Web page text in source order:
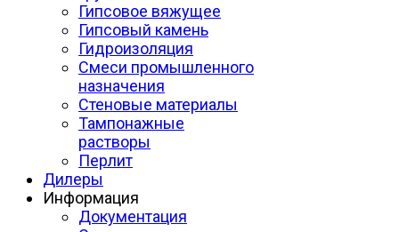
Гипсовое вяжущее
Гипсовый камень
Гидроизоляция
Смеси промышленного
назначения
Стеновые материалы
Тампонажные
растворы
Перлит
Дилеры
Информация
Документация